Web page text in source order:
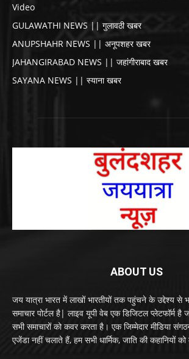
Video
GULAWATHI NEWS || गुलावठी खबर
ANUPSHAHR NEWS || अनूपशहर खबर
JAHANGIRABAD NEWS || जहांगीराबाद खबर
SAYANA NEWS || स्याना खबर
ABOUT US
जय यात्रा भारत में लाखों भारतीयों तक पहुंचने के उद्देश्य से
समाचार पोर्टल है| लाइव यूपी वेब एक डिजिटल प्लेटफॉर्म
सभी समाचारों को कवर करता है। एक जिम्मेदार मीडिया
एजेंडा नहीं चलाते हैं, हम सभी धार्मिक, जाति की कहानियों